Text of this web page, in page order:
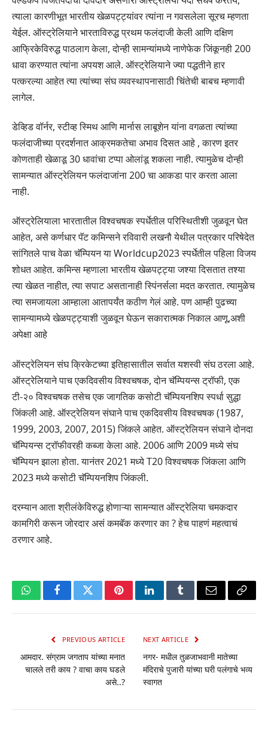
त्याला कारणीभूत भारतीय खेळपट्ट्यांवर त्यांना न गवसलेला सूरच म्हणता
येईल. ऑस्ट्रेलियाने भारताविरुद्ध प्रथम फलंदाजी केली आणि दक्षिण
आफ्रिकेविरुद्ध पाठलाग केला, दोन्ही सामन्यांमध्ये नाणेफेक जिंकूनही 200
धावा करण्यात त्यांना अपयश आले. ऑस्ट्रेलियाने ज्या पद्धतीने हार
पत्करल्या आहेत त्या त्यांच्या संघ व्यवस्थापनासाठी चिंतेची बाबच म्हणावी
लागेल.
डेव्हिड वॉर्नर, स्टीव्ह स्मिथ आणि मार्नास लाबूशेन यांना वगळता त्यांच्या
फलंदाजीच्या प्रदर्शनात आक्रमकतेचा अभाव दिसत आहे , कारण इतर
कोणताही खेळाडू 30 धावांचा टप्पा ओलांडू शकला नाही. त्यामुळेच दोन्ही
सामन्यात ऑस्ट्रेलियन फलंदाजांना 200 चा आकडा पार करता आला
नाही.
ऑस्ट्रेलियाला भारतातील विश्वचषक स्पर्धेतील परिस्थितीशी जुळवून घेत
आहेत, असे कर्णधार पॅट कमिन्सने रविवारी लखनौ येथील पत्रकार परिषेदेत
सांगितले पाच वेळा चॅम्पियन या Worldcup2023 स्पर्धेतील पहिला विजय
शोधत आहेत. कमिन्स म्हणाला भारतीय खेळपट्ट्या जश्या दिसतात तश्या
त्या खेळत नाहीत, त्या सपाट असतानाही स्पिंनर्सला मदत करतात. त्यामुळेच
त्या समजायला आम्हाला आतापर्यंत कठीण गेलं आहे. पण आम्ही पुढच्या
सामन्यामध्ये खेळपट्ट्याशी जुळवून घेऊन सकारात्मक निकाल आणू,अशी
अपेक्षा आहे
ऑस्ट्रेलियन संघ क्रिकेटच्या इतिहासातील सर्वात यशस्वी संघ ठरला आहे.
ऑस्ट्रेलियाने पाच एकदिवसीय विश्वचषक, दोन चॅम्पियन्स ट्रॉफी, एक
टी-२० विश्वचषक तसेच एक जागतिक कसोटी चॅम्पियनशिप स्पर्धा सुद्धा
जिंकली आहे. ऑस्ट्रेलियन संघाने पाच एकदिवसीय विश्वचषक (1987,
1999, 2003, 2007, 2015) जिंकले आहेत. ऑस्ट्रेलियन संघाने दोनदा
चॅम्पियन्स ट्रॉफीवरही कब्जा केला आहे. 2006 आणि 2009 मध्ये संघ
चॅम्पियन झाला होता. यानंतर 2021 मध्ये T20 विश्वचषक जिंकला आणि
2023 मध्ये कसोटी चॅम्पियनशिप जिंकली.
दरम्यान आता श्रीलंकेविरुद्ध होणाऱ्या सामन्यात ऑस्ट्रेलिया चमकदार
कामगिरी करून जोरदार असं कमबॅक करणार का ? हेच पाहणं महत्वाचं
ठरणार आहे.
WhatsAppFacebookTwitterPinterestLinkedInTumblrEmail Copy
PREVIOUS ARTICLE
आमदार. संग्राम जगताप यांच्या मनात
चालले तरी काय ? वाचा काय घडले
असे..?
NEXT ARTICLE
नगर- मधील तुळजाभवानी मातेच्या
मंदिराचे पुजारी यांच्या घरी पलंगाचे भव्य
स्वागत